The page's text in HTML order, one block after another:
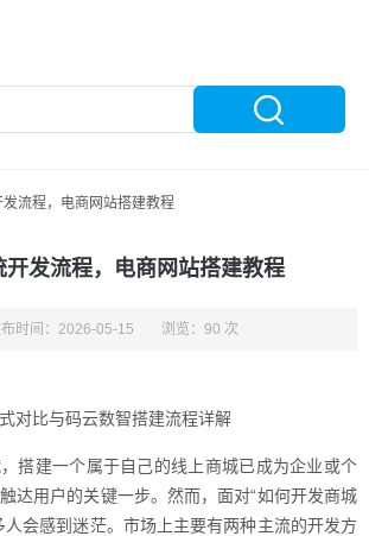
发流程，电商网站搭建教程
开发流程，电商网站搭建教程
时间：2026-05-15 浏览：90 次
对比与码云数智搭建流程详解
搭建一个属于自己的线上商城已成为企业或个
达用户的关键一步。然而，面对“如何开发商城
人会感到迷茫。市场上主要有两种主流的开发方